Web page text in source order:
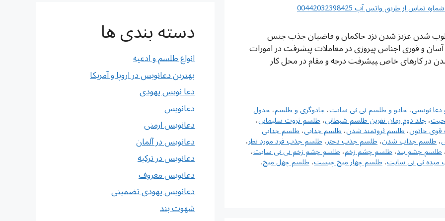
از طریق واتس آپ 00442032398425
القلوب شدن عزیز شدن نزد حاکمان و قاضیان جذب جنس
و فوری اجناس پیروزی در معاملات پیشرفت در امورات
کارهای خاص ‍پیشرفت درجه و مقام در محل کار
نویسی،جادو و طلسم نی نی سایت،جادوگری و طلسم،جدول
،جلد دوم رمان نفرین طلسم شیطانی،طلسم ثروت سلیمانی،
خاتون،طلسم ثروتمند شدن،طلسم جدایی،طلسم جدایی
،طلسم جذاب شدن،طلسم جذب دختر،طلسم جذب فرد مورد نظر،
،طلسم چشم بند،طلسم چشم زخم،طلسم چشم زخم نی نی سایت،
میده نی نی سایت،طلسم چهار میخ چیست،طلسم چهل میخ،
دسته بندی ها
انواع طلسم و ادعیه
بهترین دعانویس در اروپا و آمریکا
دعا نویس یهودی
دعانویس
دعانویس ارمنی
دعانویس در آلمان
دعانویس در ترکیه
دعانویس معروف
دعانویس یهودی تضمینی
شهوت بند